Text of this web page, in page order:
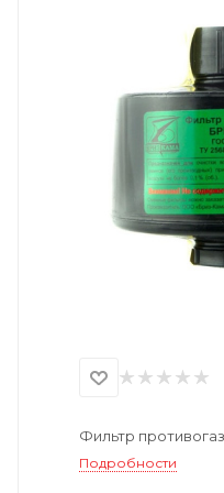
Фильтр
Подробности